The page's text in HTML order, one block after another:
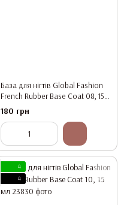
База для нігтів Global Fashion
French Rubber Base Coat 08, 15
мл
180 грн
4
4